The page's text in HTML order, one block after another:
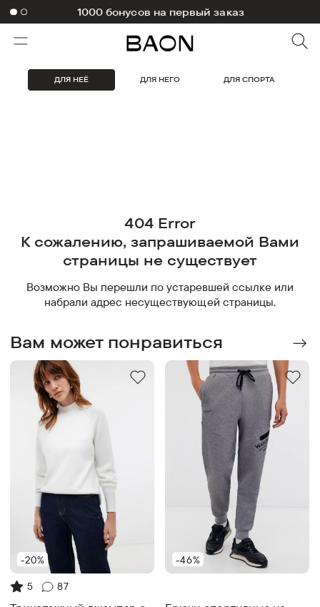
1000 бонусов на первый заказ
ДЛЯ НЕЁ ДЛЯ НЕГО ДЛЯ СПОРТА
404 Error
К сожалению, запрашиваемой Вами
страницы не существует
Возможно Вы перешли по устаревшей ссылке или
набрали адрес несуществующей страницы.
Вам может понравиться
-20%
5 87
-46%